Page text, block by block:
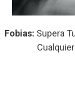
Fobias: Supera